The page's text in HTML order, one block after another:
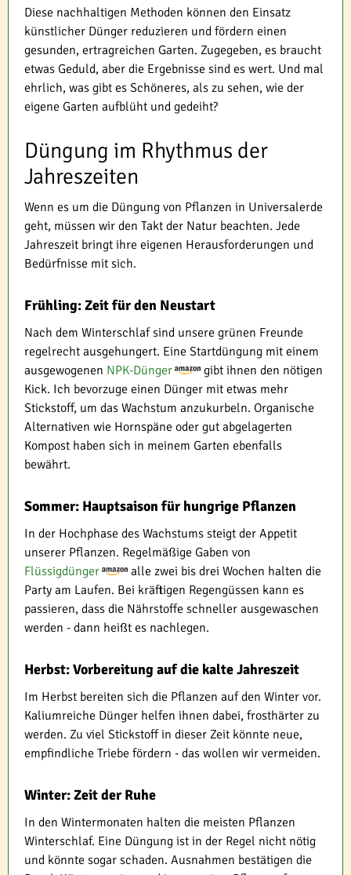
Diese nachhaltigen Methoden können den Einsatz
künstlicher Dünger reduzieren und fördern einen
gesunden, ertragreichen Garten. Zugegeben, es braucht
etwas Geduld, aber die Ergebnisse sind es wert. Und mal
ehrlich, was gibt es Schöneres, als zu sehen, wie der
eigene Garten aufblüht und gedeiht?
Düngung im Rhythmus der
Jahreszeiten
Wenn es um die Düngung von Pflanzen in Universalerde
geht, müssen wir den Takt der Natur beachten. Jede
Jahreszeit bringt ihre eigenen Herausforderungen und
Bedürfnisse mit sich.
Frühling: Zeit für den Neustart
Nach dem Winterschlaf sind unsere grünen Freunde
regelrecht ausgehungert. Eine Startdüngung mit einem
ausgewogenen NPK-Dünger
gibt ihnen den nötigen
Kick. Ich bevorzuge einen Dünger mit etwas mehr
Stickstoff, um das Wachstum anzukurbeln. Organische
Alternativen wie Hornspäne oder gut abgelagerten
Kompost haben sich in meinem Garten ebenfalls
bewährt.
Sommer: Hauptsaison für hungrige Pflanzen
In der Hochphase des Wachstums steigt der Appetit
unserer Pflanzen. Regelmäßige Gaben von
Flüssigdünger
alle zwei bis drei Wochen halten die
Party am Laufen. Bei kräftigen Regengüssen kann es
passieren, dass die Nährstoffe schneller ausgewaschen
werden - dann heißt es nachlegen.
Herbst: Vorbereitung auf die kalte Jahreszeit
Im Herbst bereiten sich die Pflanzen auf den Winter vor.
Kaliumreiche Dünger helfen ihnen dabei, frosthärter zu
werden. Zu viel Stickstoff in dieser Zeit könnte neue,
empfindliche Triebe fördern - das wollen wir vermeiden.
Winter: Zeit der Ruhe
In den Wintermonaten halten die meisten Pflanzen
Winterschlaf. Eine Düngung ist in der Regel nicht nötig
und könnte sogar schaden. Ausnahmen bestätigen die